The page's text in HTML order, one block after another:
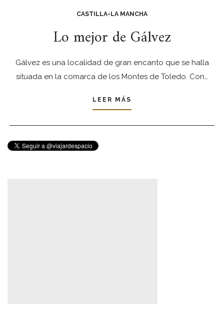
CASTILLA-LA MANCHA
Lo mejor de Gálvez
Gálvez es una localidad de gran encanto que se halla
situada en la comarca de los Montes de Toledo. Con…
LEER MÁS